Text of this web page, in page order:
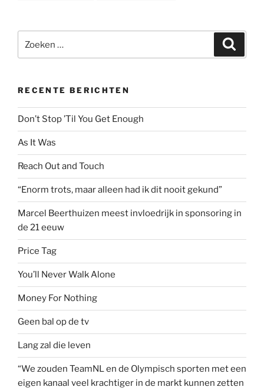
naar:
RECENTE BERICHTEN
Don’t Stop ’Til You Get Enough
As It Was
Reach Out and Touch
“Enorm trots, maar alleen had ik dit nooit gekund”
Marcel Beerthuizen meest invloedrijk in sponsoring in
de 21 eeuw
Price Tag
You’ll Never Walk Alone
Money For Nothing
Geen bal op de tv
Lang zal die leven
“We zouden TeamNL en de Olympisch sporten met een
eigen kanaal veel krachtiger in de markt kunnen zetten